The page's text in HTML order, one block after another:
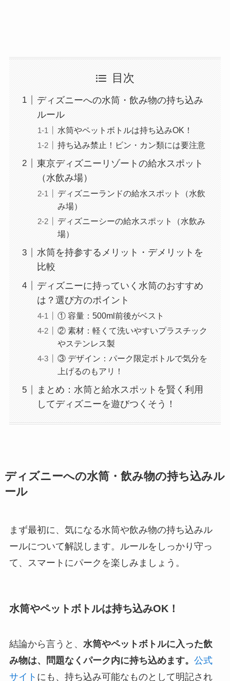
目次
ディズニーへの水筒・飲み物の持ち込み
ルール
水筒やペットボトルは持ち込みOK！
持ち込み禁止！ビン・カン類には要注意
東京ディズニーリゾートの給水スポット
（水飲み場）
ディズニーランドの給水スポット（水飲
み場）
ディズニーシーの給水スポット（水飲み
場）
水筒を持参するメリット・デメリットを
比較
ディズニーに持っていく水筒のおすすめ
は？選び方のポイント
① 容量：500ml前後がベスト
② 素材：軽くて洗いやすいプラスチック
やステンレス製
③ デザイン：パーク限定ボトルで気分を
上げるのもアリ！
まとめ：水筒と給水スポットを賢く利用
してディズニーを遊びつくそう！
ディズニーへの水筒・飲み物の持ち込みル
ール
まず最初に、気になる水筒や飲み物の持ち込みル
ールについて解説します。ルールをしっかり守っ
て、スマートにパークを楽しみましょう。
水筒やペットボトルは持ち込みOK！
結論から言うと、 水筒やペットボトルに入った飲
み物は、問題なくパーク内に持ち込めます。 公式
サイト にも、持ち込み可能なものとして明記され